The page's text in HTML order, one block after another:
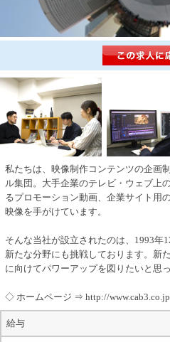
私たちは、映像制作コンテンツの企画
ル集団。大手企業のテレビ・ウェブ上
るプロモーション動画、企業サイト用
映像を手がけています。
そんな当社が設立されたのは、1993年
新たな分野にも挑戦しております。新
に向けてパワーアップを図りたいと思っ
◇ ホームページ ⇒ http://
給与